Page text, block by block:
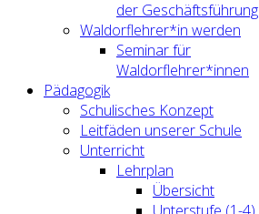
der Geschäftsführung
Waldorflehrer*in werden
Seminar für
Waldorflehrer*innen
Pädagogik
Schulisches Konzept
Leitfäden unserer Schule
Unterricht
Lehrplan
Übersicht